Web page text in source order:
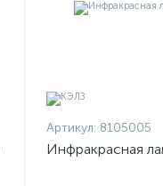
Артикул: 8105005
Инфракрасная